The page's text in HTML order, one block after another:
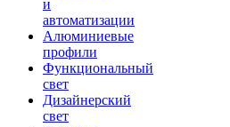
и
автоматизации
Алюминиевые
профили
Функциональный
свет
Дизайнерский
свет